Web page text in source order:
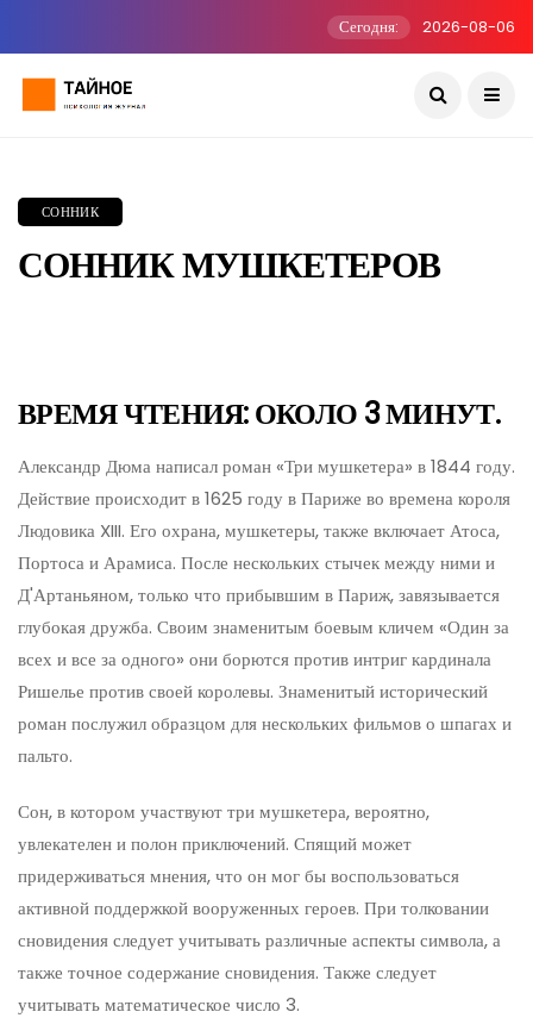
Сегодня: 2026-08-06
СОННИК
СОННИК МУШКЕТЕРОВ
ВРЕМЯ ЧТЕНИЯ: ОКОЛО 3 МИНУТ.
Александр Дюма написал роман «Три мушкетера» в 1844 году.
Действие происходит в 1625 году в Париже во времена короля
Людовика XIII. Его охрана, мушкетеры, также включает Атоса,
Портоса и Арамиса. После нескольких стычек между ними и
Д'Артаньяном, только что прибывшим в Париж, завязывается
глубокая дружба. Своим знаменитым боевым кличем «Один за
всех и все за одного» они борются против интриг кардинала
Ришелье против своей королевы. Знаменитый исторический
роман послужил образцом для нескольких фильмов о шпагах и
пальто.
Сон, в котором участвуют три мушкетера, вероятно,
увлекателен и полон приключений. Спящий может
придерживаться мнения, что он мог бы воспользоваться
активной поддержкой вооруженных героев. При толковании
сновидения следует учитывать различные аспекты символа, а
также точное содержание сновидения. Также следует
учитывать математическое число 3.